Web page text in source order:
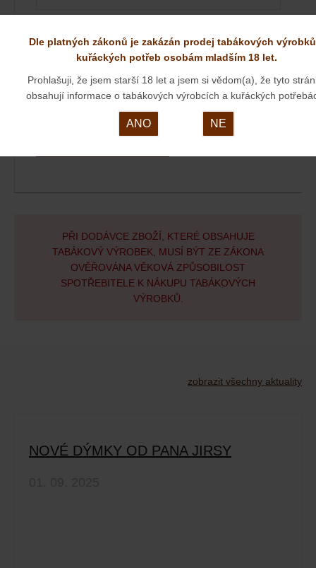
PŘI DODÁVCE ZBOŽÍ, KTERÉ OBSAHUJE
TABÁKOVÝ VÝROBEK, MUSÍ BÝT ZE ZÁKONA
OVĚŘOVÁNA VĚKOVÁ ZPŮSOBILOST
SPOTŘEBITELE K NÁKUPU TABÁKOVÝCH
VÝROBKŮ.
zobrazit všechny aktuality
NOVÉ DÝMKY OD PANA JIRSY
Dle platných zákonů je zakázán prodej tabákových
kuřáckých potřeb osobám mladším 18 let.
Prohlašuji, že jsem starší 18 let a jsem si vědom(a), že tyto
obsahují informace o tabákových výrobcích a kuřáckých
ANO NE